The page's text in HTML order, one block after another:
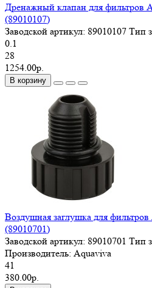
Дренажный клапан для фильтров
(89010107)
Заводской артикул: 89010107 Тип
0.1
28
1254.00р.
В корзину
Воздушная заглушка для
(89010701)
Заводской артикул: 89010701 Тип
Производитель: Aquaviva
41
380.00р.